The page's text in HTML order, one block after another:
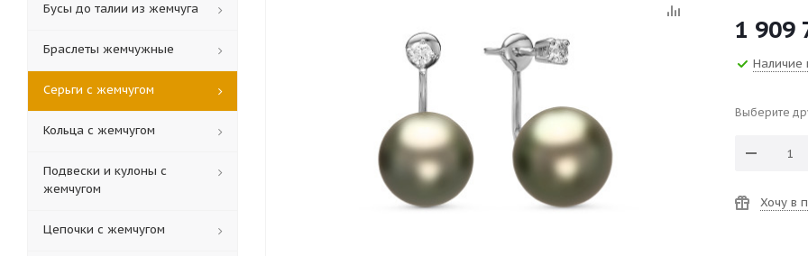
1 909
Наличие
Выберите
Хочу в
Бусы до талии из жемчуга
Браслеты жемчужные
Серьги с жемчугом
Кольца c жемчугом
Подвески и кулоны с
жемчугом
Цепочки с жемчугом